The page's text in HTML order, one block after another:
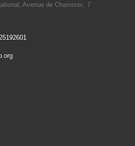
Avenue de Chamonix, 7